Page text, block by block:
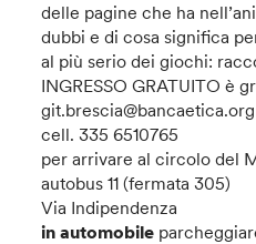
delle pagine che ha
dubbi e di cosa significa
al più serio dei giochi:
INGRESSO GRATUITO è
git.brescia@bancaetica.org
cell. 335 6510765
per arrivare al circolo del
autobus 11 (fermata 305)
Via Indipendenza
in automobile